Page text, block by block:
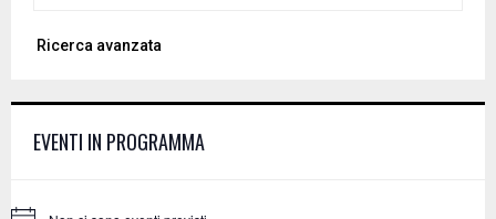
r
o
Ricerca avanzata
EVENTI IN PROGRAMMA